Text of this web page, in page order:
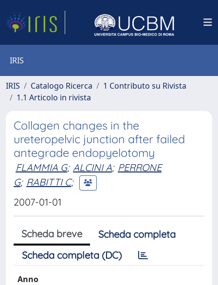
IRIS
IRIS Catalogo Ricerca
1 Contributo su Rivista
1.1 Articolo in rivista
Collagen changes in the
ureteropelvic junction after failed
antegrade endopyelotomy
FLAMMIA G; ALCINI A; PERRONE
G; RABITTI C;
2007-01-01
Scheda breve
Scheda completa
Scheda completa (DC)
Anno